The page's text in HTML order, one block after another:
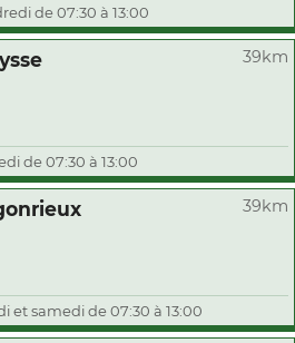
de 07:30 à 13:00
39km
de 07:30 à 13:00
39km
et samedi de 07:30 à 13:00